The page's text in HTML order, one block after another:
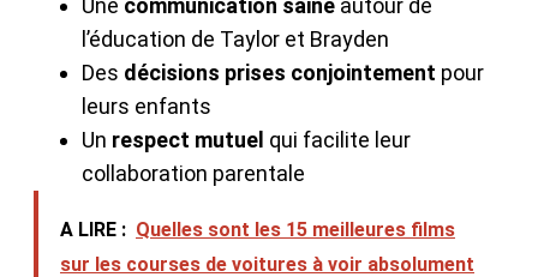
Une communication saine autour de
l’éducation de Taylor et Brayden
Des décisions prises conjointement pour
leurs enfants
Un respect mutuel qui facilite leur
collaboration parentale
A LIRE : Quelles sont les 15 meilleures films
sur les courses de voitures à voir absolument